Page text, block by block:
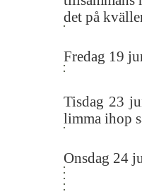
det på
Fredag 19
Tisdag 23
limma ihop
Onsdag 24